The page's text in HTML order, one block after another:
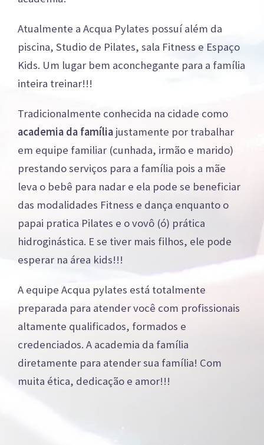
Atualmente a Acqua Pylates possuí além da
piscina, Studio de Pilates, sala Fitness e Espaço
Kids. Um lugar bem aconchegante para a família
inteira treinar!!!
Tradicionalmente conhecida na cidade como
academia da família justamente por trabalhar
em equipe familiar (cunhada, irmão e marido)
prestando serviços para a família pois a mãe
leva o bebê para nadar e ela pode se beneficiar
das modalidades Fitness e dança enquanto o
papai pratica Pilates e o vovô (ó) prática
hidroginástica. E se tiver mais filhos, ele pode
esperar na área kids!!!
A equipe Acqua pylates está totalmente
preparada para atender você com profissionais
altamente qualificados, formados e
credenciados. A academia da família
diretamente para atender sua família! Com
muita ética, dedicação e amor!!!